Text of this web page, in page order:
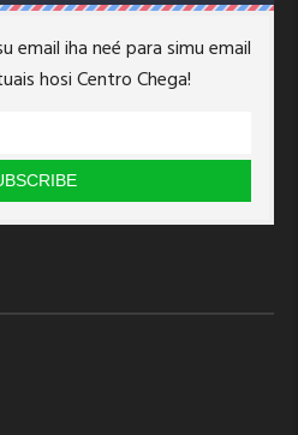
email iha neé para simu email
hosi Centro Chega!